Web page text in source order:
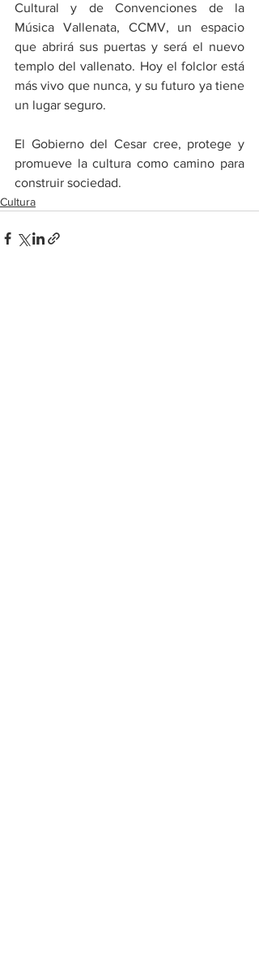
Cultural y de Convenciones de la
Música Vallenata, CCMV, un espacio
que abrirá sus puertas y será el nuevo
templo del vallenato. Hoy el folclor está
más vivo que nunca, y su futuro ya tiene
un lugar seguro.
El Gobierno del Cesar cree, protege y
promueve la cultura como camino para
construir sociedad.
Cultura